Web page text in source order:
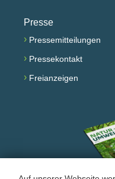
Presse
› Pressemitteilungen
› Pressekontakt
› Freianzeigen